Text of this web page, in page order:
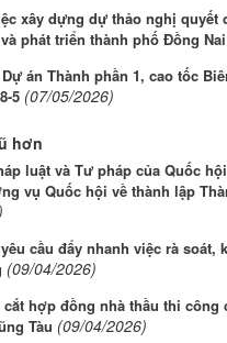
xây dựng dự thảo nghị quyết
phát triển thành phố Đồng Nai
án Thành phần 1, cao tốc
5 (07/05/2026)
hơn
luật và Tư pháp của Quốc
vụ Quốc hội về thành lập
cầu đẩy nhanh việc rà soát,
(09/04/2026)
cắt hợp đồng nhà thầu thi công
Tàu (09/04/2026)